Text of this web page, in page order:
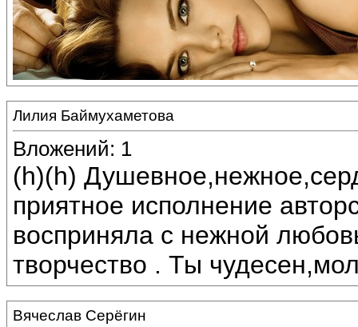
Лилия Баймухаметова
Вложений: 1
(h)(h)
приятное исполнение
восприняла с нежной
творчество . Ты
Вячеслав Серёгин